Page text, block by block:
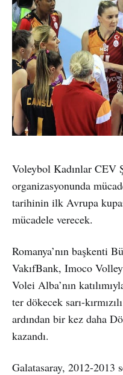
Voleybol Kadınlar
organizasyonunda
tarihinin ilk Avrupa
mücadele verecek.
Romanya’nın başkenti
VakıfBank, Imoco
Volei Alba’nın
ter dökecek sarı-
ardından bir kez daha
kazandı.
Galatasaray, 2012-